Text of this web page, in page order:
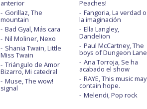
anterior
Gorillaz, The
mountain
Bad Gyal, Más cara
Nil Moliner, Nexo
Shania Twain, Little
Miss Twain
Triángulo de Amor
Bizarro, Mi catedral
Muse, The wow!
signal
Peaches!
Fangoria, La verdad o
la imaginación
Ella Langley,
Dandelion
Paul McCartney, The
boys of Dungeon Lane
Ana Torroja, Se ha
acabado el show
RAYE, This music may
contain hope.
Melendi, Pop rock